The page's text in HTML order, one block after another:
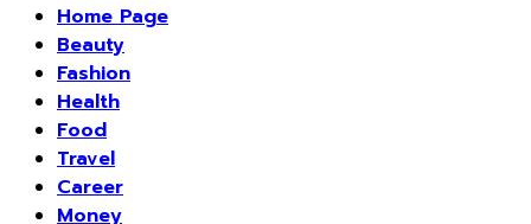
Home Page
Beauty
Fashion
Health
Food
Travel
Career
Money